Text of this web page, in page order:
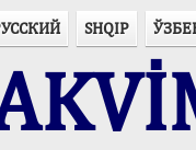
SHQIP